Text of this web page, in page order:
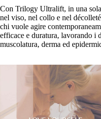
Con Trilogy Ultralift, in una
nel viso, nel collo e nel
chi vuole agire
efficace e duratura, lavorando i
muscolatura, derma ed